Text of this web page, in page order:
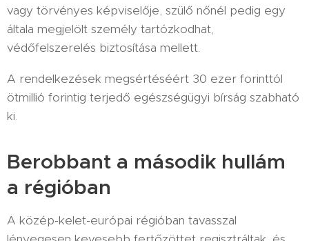
vagy törvényes képviselője, szülő nőnél pedig egy
általa megjelölt személy tartózkodhat,
védőfelszerelés biztosítása mellett.
A rendelkezések megsértéséért 30 ezer forinttól
ötmillió forintig terjedő egészségügyi bírság szabható
ki.
Berobbant a második hullám
a régióban
A közép-kelet-európai régióban tavasszal